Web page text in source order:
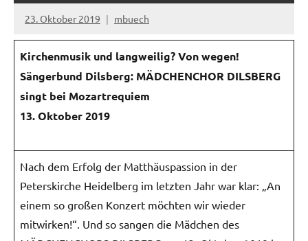
23. Oktober 2019 mbuech
Keine
Kommentare
Kirchenmusik und langweilig? Von wegen!
Sängerbund Dilsberg: MÄDCHENCHOR DILSBERG
singt bei Mozartrequiem
13. Oktober 2019
Nach dem Erfolg der Matthäuspassion in der
Peterskirche Heidelberg im letzten Jahr war klar: „An
einem so großen Konzert möchten wir wieder
mitwirken!“. Und so sangen die Mädchen des